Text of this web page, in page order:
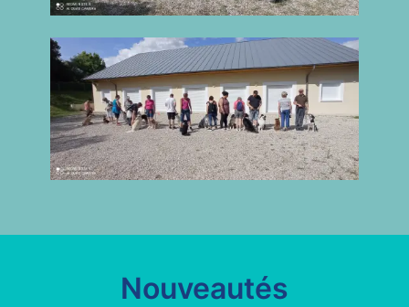
Nouveautés